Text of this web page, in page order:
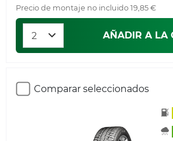
Precio de montaje no incluido 19,85 €
AÑADIR A LA
Comparar seleccionados